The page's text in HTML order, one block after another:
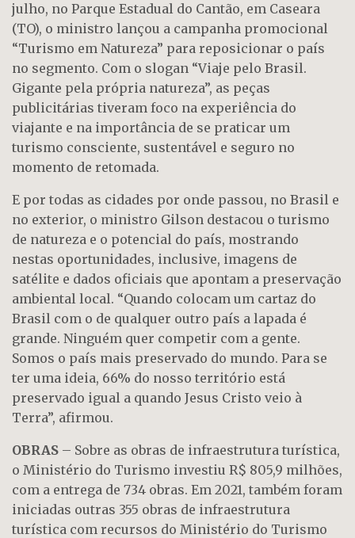
julho, no Parque Estadual do Cantão, em Caseara
(TO), o ministro lançou a campanha promocional
“Turismo em Natureza” para reposicionar o país
no segmento. Com o slogan “Viaje pelo Brasil.
Gigante pela própria natureza”, as peças
publicitárias tiveram foco na experiência do
viajante e na importância de se praticar um
turismo consciente, sustentável e seguro no
momento de retomada.
E por todas as cidades por onde passou, no Brasil e
no exterior, o ministro Gilson destacou o turismo
de natureza e o potencial do país, mostrando
nestas oportunidades, inclusive, imagens de
satélite e dados oficiais que apontam a preservação
ambiental local. “Quando colocam um cartaz do
Brasil com o de qualquer outro país a lapada é
grande. Ninguém quer competir com a gente.
Somos o país mais preservado do mundo. Para se
ter uma ideia, 66% do nosso território está
preservado igual a quando Jesus Cristo veio à
Terra”, afirmou.
OBRAS – Sobre as obras de infraestrutura turística,
o Ministério do Turismo investiu R$ 805,9 milhões,
com a entrega de 734 obras. Em 2021, também foram
iniciadas outras 355 obras de infraestrutura
turística com recursos do Ministério do Turismo